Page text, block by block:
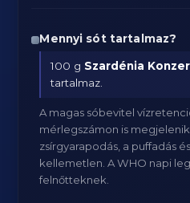
Mennyi sót tartalmaz?
100 g Szardénia
tartalmaz.
A magas sóbevitel
mérlegszámon is
zsírgyarapodás, a puffadás
kellemetlen. A WHO napi
felnőtteknek.